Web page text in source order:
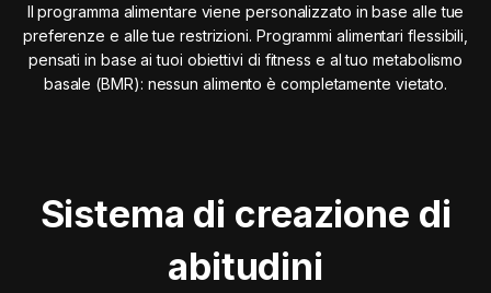
Il programma alimentare viene personalizzato in base alle tue
preferenze e alle tue restrizioni. Programmi alimentari flessibili,
pensati in base ai tuoi obiettivi di fitness e al tuo metabolismo
basale (BMR): nessun alimento è completamente vietato.
Sistema di creazione di
abitudini